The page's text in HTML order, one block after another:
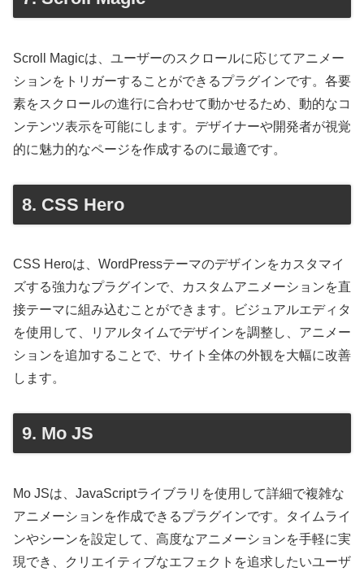
Scroll Magicは、ユーザーのスクロールに応じてアニメー
ションをトリガーすることができるプラグインです。各要
素をスクロールの進行に合わせて動かせるため、動的なコ
ンテンツ表示を可能にします。デザイナーや開発者が視覚
的に魅力的なページを作成するのに最適です。
8. CSS Hero
CSS Heroは、WordPressテーマのデザインをカスタマイ
ズする強力なプラグインで、カスタムアニメーションを直
接テーマに組み込むことができます。ビジュアルエディタ
を使用して、リアルタイムでデザインを調整し、アニメー
ションを追加することで、サイト全体の外観を大幅に改善
します。
9. Mo JS
Mo JSは、JavaScriptライブラリを使用して詳細で複雑な
アニメーションを作成できるプラグインです。タイムライ
ンやシーンを設定して、高度なアニメーションを手軽に実
現でき、クリエイティブなエフェクトを追求したいユーザ